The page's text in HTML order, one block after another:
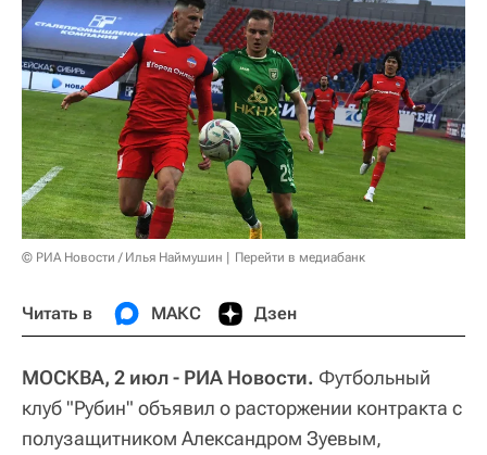
© РИА Новости / Илья Наймушин Перейти в медиабанк
Читать в МАКС Дзен
МОСКВА, 2 июл - РИА Новости. Футбольный
клуб "Рубин" объявил о расторжении контракта с
полузащитником Александром Зуевым,